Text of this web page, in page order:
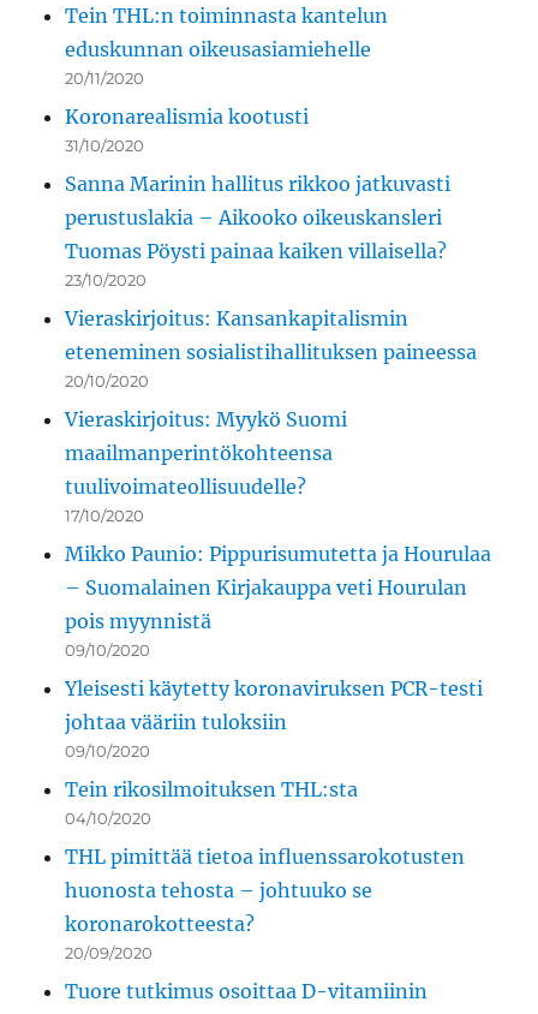
Tein THL:n toiminnasta kantelun
eduskunnan oikeusasiamiehelle
20/11/2020
Koronarealismia kootusti
31/10/2020
Sanna Marinin hallitus rikkoo jatkuvasti
perustuslakia – Aikooko oikeuskansleri
Tuomas Pöysti painaa kaiken villaisella?
23/10/2020
Vieraskirjoitus: Kansankapitalismin
eteneminen sosialistihallituksen paineessa
20/10/2020
Vieraskirjoitus: Myykö Suomi
maailmanperintökohteensa
tuulivoimateollisuudelle?
17/10/2020
Mikko Paunio: Pippurisumutetta ja Hourulaa
– Suomalainen Kirjakauppa veti Hourulan
pois myynnistä
09/10/2020
Yleisesti käytetty koronaviruksen PCR-testi
johtaa vääriin tuloksiin
09/10/2020
Tein rikosilmoituksen THL:sta
04/10/2020
THL pimittää tietoa influenssarokotusten
huonosta tehosta – johtuuko se
koronarokotteesta?
20/09/2020
Tuore tutkimus osoittaa D-vitamiinin